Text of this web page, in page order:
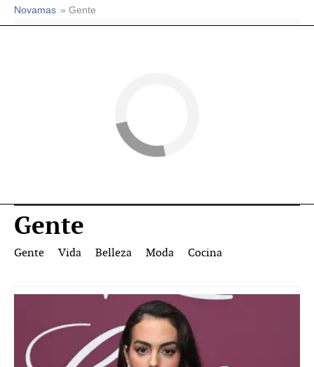
Novamas » Gente
Gente
Gente Vida Belleza Moda Cocina